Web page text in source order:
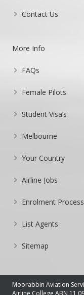
Contact Us
More Info
FAQs
Female Pilots
Student Visa’s
Melbourne
Your Country
Airline Jobs
Enrolment Process
List Agents
Sitemap
Moorabbin Aviation
Airline College ABN 11